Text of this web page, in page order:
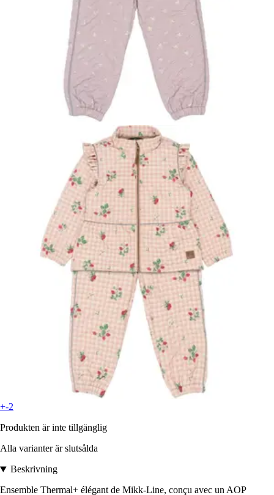
+-2
Produkten är inte tillgänglig
Alla varianter är slutsålda
Beskrivning
Ensemble Thermal+ élégant de Mikk-Line, conçu avec un AOP